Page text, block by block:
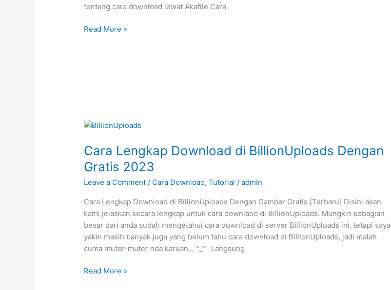
tentang cara download lewat Akafile Cara
Cara
Read More »
Cara Lengkap Download di BillionUploads Dengan
Gratis 2023
Leave a Comment / Cara Download,Tutorial /admin
Cara Lengkap Download di BillionUploads Dengan Gambar Gratis [Terbaru] Disini akan
kami jelaskan secara lengkap untuk cara downlaod di BillionUploads. Mungkin sebagian
besar dari anda sudah mengetahui cara download di server BillionUploads ini, tetapi saya
yakin masih banyak juga yang belum tahu cara download di BillionUploads, jadi malah
cuma muter-muter nda karuan,., ^_^ Langsung
Cara
Read More »